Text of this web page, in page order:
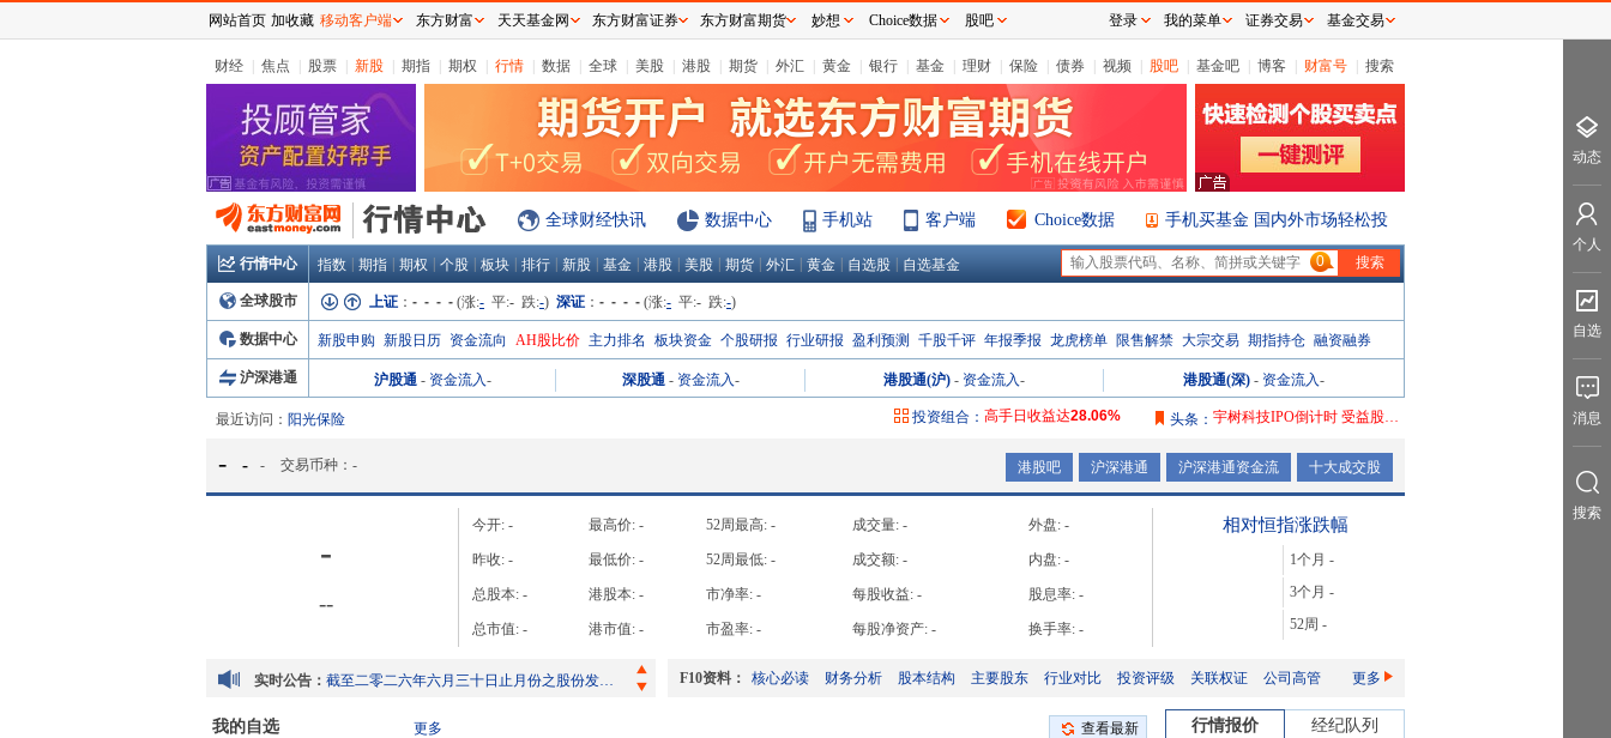
财经 焦点 股票 新股 期指 期权 行情 数据 全球 美股 港股 期货 外汇 黄金 银行 基金 理财 保险 债券 视频 股吧 基金吧 博客 财富号 搜索
全球财经快讯 数据中心 手机站 客户端 Choice数据 手机买基金 国内外市场轻松投
行情中心 指数 期指 期权 个股 板块 排行 新股 基金 港股 美股 期货 外汇 黄金 自选股 自选基金 0
全球股市 上证 ： - - - - (涨:- 平:- 跌:-) 深证 ： - - - - (涨:- 平:- 跌:-)
数据中心 新股申购 新股日历 资金流向 AH股比价 主力排名 板块资金 个股研报 行业研报 盈利预测 千股千评 年报季报 龙虎榜单 限售解禁 大宗交易 期指持仓 融资融券
沪深港通 沪股通 - 资金流入- 深股通 - 资金流入- 港股通(沪) - 资金流入- 港股通(深) - 资金流入-
最近访问： 阳光保险 投资组合： 高手日收益达28.06%
高手周收益达106.08%
高手月收益达165.76%
高手年收益达
高手日收益达
高手周收益达
头条： 宇树科技IPO倒计时 受益股曝光
- - - 交易币种： - 港股吧 沪深港通 沪深港通资金流 十大成交股
-
--
今开: - 最高价: - 52周最高: - 成交量: - 外盘: -
昨收: - 最低价: - 52周最低: - 成交额: - 内盘: -
总股本: - 港股本: - 市净率: - 每股收益: - 股息率: -
总市值: - 港市值: - 市盈率: - 每股净资产: - 换手率: -
相对恒指涨跌幅
1个月 -
3个月 -
52周 -
实时公告： 截至2025年12月31日止年度的末期股息(更新)
F10资料： 核心必读 财务分析 股本结构 主要股东 行业对比 投资评级 关联权证 公司高管 更多
我的自选 更多 查看最新 行情报价 经纪队列
网站首页 加收藏 移动客户端 东方财富 天天基金网 东方财富证券 东方财富期货 妙想 Choice数据 股吧 登录 我的菜单 证券交易 基金交易
动态
个人
自选
消息
搜索